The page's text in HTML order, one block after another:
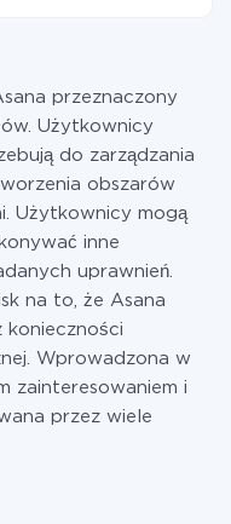
płatną. Więcej
przeznaczony
Użytkownicy
do zarządzania
obszarów
Użytkownicy mogą
inne
uprawnień.
na to, że Asana
Wprowadzona w
zainteresowaniem i
przez wiele